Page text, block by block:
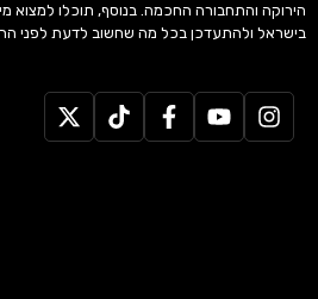
הירוקה והתחבורה החכמה. בנוסף, תוכלו למצוא
בישראל ולהתעדכן בכל מה שחשוב לדעת לפני